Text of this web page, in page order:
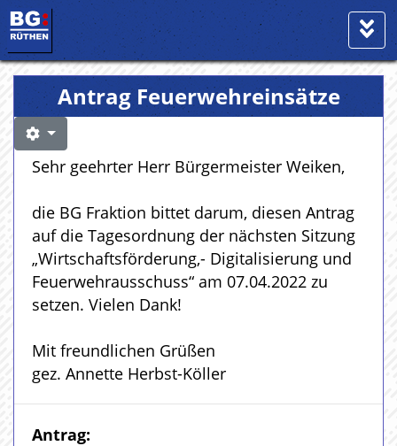
Antrag Feuerwehreinsätze
Sehr geehrter Herr Bürgermeister Weiken,
die BG Fraktion bittet darum, diesen Antrag
auf die Tagesordnung der nächsten Sitzung
„Wirtschaftsförderung,- Digitalisierung und
Feuerwehrausschuss“ am 07.04.2022 zu
setzen. Vielen Dank!
Mit freundlichen Grüßen
gez. Annette Herbst-Köller
Antrag: